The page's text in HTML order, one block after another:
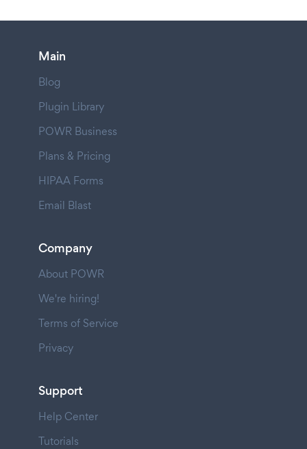
Main
Blog
Plugin Library
POWR Business
Plans & Pricing
HIPAA Forms
Email Blast
Company
About POWR
We're hiring!
Terms of Service
Privacy
Support
Help Center
Tutorials